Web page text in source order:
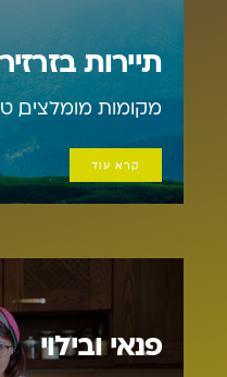
תיירות בזרזיר
מקומות מומלצים,
קרא עוד
פנאי ובילוי